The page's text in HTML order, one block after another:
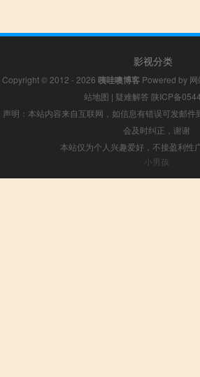
影视分类
Copyright © 2012 - 2026 咦哇噢博客 Powered by
站地图 | 疑难解答 陕ICP备
声明：本站内容来自互联网，如信息有错误可发邮
会及时纠正，谢谢
本站仅为个人兴趣爱好，不接盈利性
小男孩